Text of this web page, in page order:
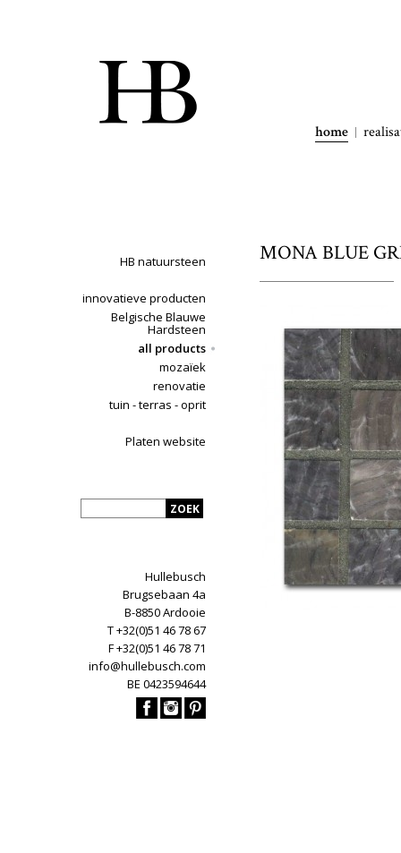
home
HB natuursteen
innovatieve producten
Belgische Blauwe
Hardsteen
all products
mozaïek
renovatie
tuin - terras - oprit
Platen website
Hullebusch
Brugsebaan 4a
B-8850 Ardooie
T +32(0)51 46 78 67
F +32(0)51 46 78 71
info@hullebusch.com
BE 0423594644
MONA BLUE